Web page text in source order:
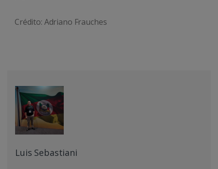
Crédito: Adriano Frauches
Luis Sebastiani